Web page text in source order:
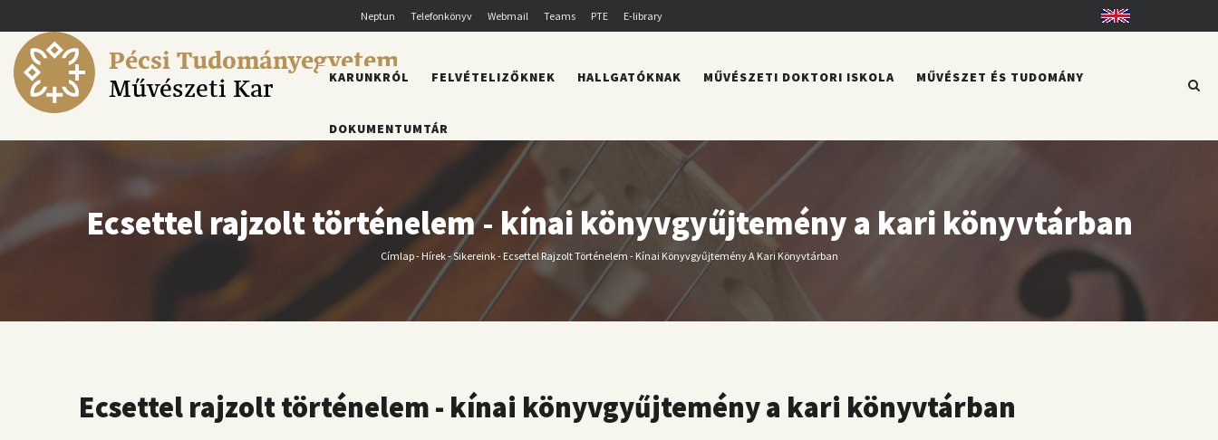
a
tartalomra
Neptun Telefonkönyv Webmail Teams PTE E-library English
Pécsi Tudományegyetem
Művészeti Kar
FŐMENÜ
KARUNKRÓL FELVÉTELIZŐKNEK HALLGATÓKNAK MŰVÉSZETI DOKTORI ISKOLA MŰVÉSZET ÉS TUDOMÁNY
DOKUMENTUMTÁR
Ecsettel rajzolt történelem - kínai könyvgyűjtemény a kari könyvtárban
Morzsa
Címlap- Hírek-Sikereink- Ecsettel Rajzolt Történelem - Kínai Könyvgyűjtemény A Kari Könyvtárban
Ecsettel rajzolt történelem - kínai könyvgyűjtemény a kari könyvtárban